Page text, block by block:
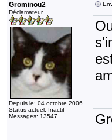
Grominou2
Déclamateur
Depuis le: 04 octobre 2006
Status actuel: Inactif
Messages: 13547